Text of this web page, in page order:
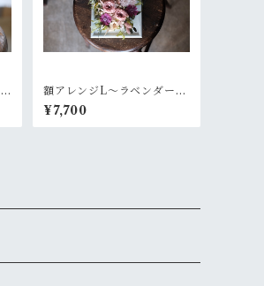
額アレンジL〜ラベンダーピ
ンク
¥7,700